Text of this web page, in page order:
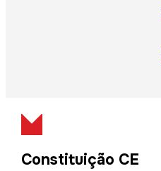
Constituição CE